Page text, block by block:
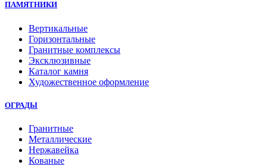
ПАМЯТНИКИ
Вертикальные
Горизонтальные
Гранитные комплексы
Эксклюзивные
Каталог камня
Художественное оформление
ОГРАДЫ
Гранитные
Металлические
Нержавейка
Кованые